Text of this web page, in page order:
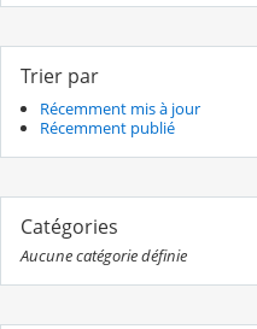
Trier par
Récemment mis à jour
Récemment publié
Catégories
Aucune catégorie définie